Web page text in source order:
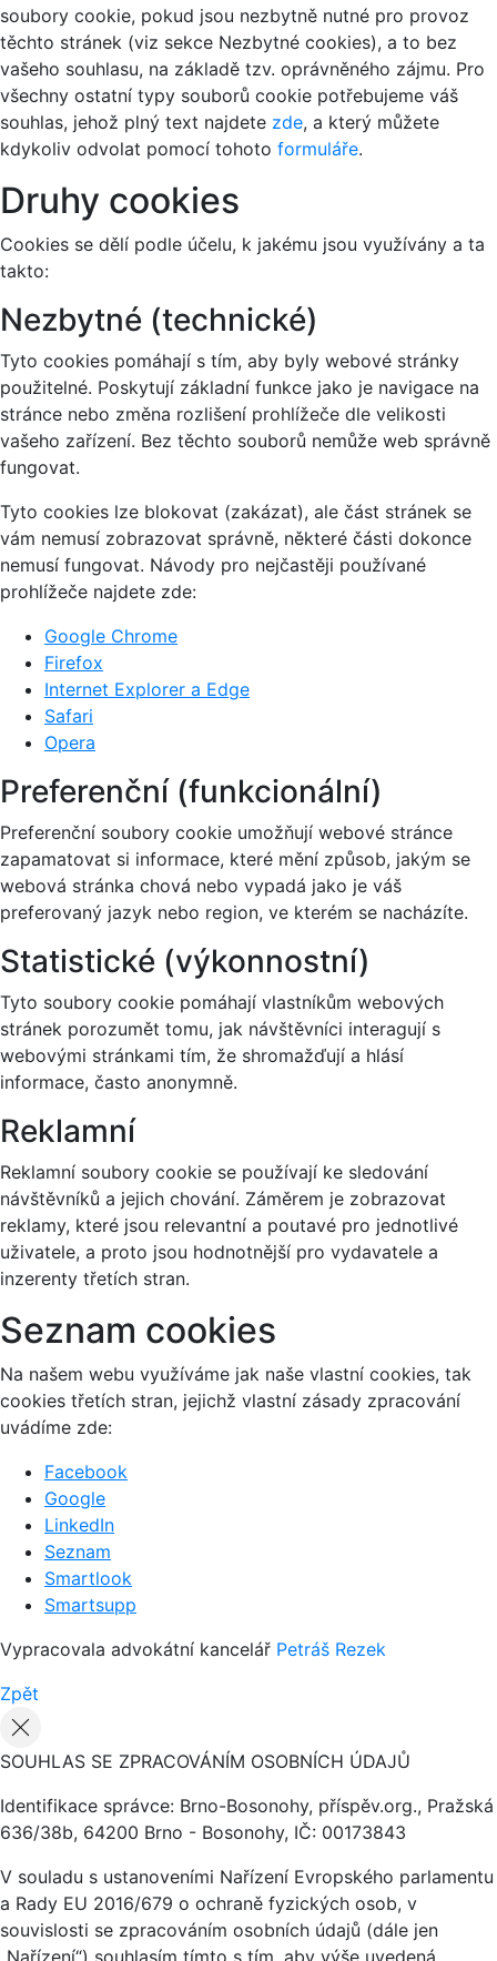
soubory cookie, pokud jsou nezbytně nutné pro provoz
těchto stránek (viz sekce Nezbytné cookies), a to bez
vašeho souhlasu, na základě tzv. oprávněného zájmu. Pro
všechny ostatní typy souborů cookie potřebujeme váš
souhlas, jehož plný text najdete zde, a který můžete
kdykoliv odvolat pomocí tohoto formuláře.
Druhy cookies
Cookies se dělí podle účelu, k jakému jsou využívány a ta
takto:
Nezbytné (technické)
Tyto cookies pomáhají s tím, aby byly webové stránky
použitelné. Poskytují základní funkce jako je navigace na
stránce nebo změna rozlišení prohlížeče dle velikosti
vašeho zařízení. Bez těchto souborů nemůže web správně
fungovat.
Tyto cookies lze blokovat (zakázat), ale část stránek se
vám nemusí zobrazovat správně, některé části dokonce
nemusí fungovat. Návody pro nejčastěji používané
prohlížeče najdete zde:
Google Chrome
Firefox
Internet Explorer a Edge
Safari
Opera
Preferenční (funkcionální)
Preferenční soubory cookie umožňují webové stránce
zapamatovat si informace, které mění způsob, jakým se
webová stránka chová nebo vypadá jako je váš
preferovaný jazyk nebo region, ve kterém se nacházíte.
Statistické (výkonnostní)
Tyto soubory cookie pomáhají vlastníkům webových
stránek porozumět tomu, jak návštěvníci interagují s
webovými stránkami tím, že shromažďují a hlásí
informace, často anonymně.
Reklamní
Reklamní soubory cookie se používají ke sledování
návštěvníků a jejich chování. Záměrem je zobrazovat
reklamy, které jsou relevantní a poutavé pro jednotlivé
uživatele, a proto jsou hodnotnější pro vydavatele a
inzerenty třetích stran.
Seznam cookies
Na našem webu využíváme jak naše vlastní cookies, tak
cookies třetích stran, jejichž vlastní zásady zpracování
uvádíme zde:
Facebook
Google
LinkedIn
Seznam
Smartlook
Smartsupp
Vypracovala advokátní kancelář Petráš Rezek
Zpět
SOUHLAS SE ZPRACOVÁNÍM OSOBNÍCH ÚDAJŮ
Identifikace správce: Brno-Bosonohy, příspěv.org., Pražská
636/38b, 64200 Brno - Bosonohy, IČ: 00173843
V souladu s ustanoveními Nařízení Evropského parlamentu
a Rady EU 2016/679 o ochraně fyzických osob, v
souvislosti se zpracováním osobních údajů (dále jen